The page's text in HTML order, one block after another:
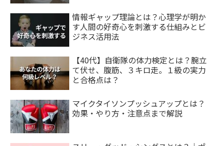
情報ギャップ理論とは？心理学が明か
す人間の好奇心を刺激する仕組みとビ
ジネス活用法
【40代】自衛隊の体力検定とは？腕立
て伏せ、腹筋、３キロ走。１級の実力
と合格点は？
マイクタイソンプッシュアップとは？
効果・やり方・注意点まで解説